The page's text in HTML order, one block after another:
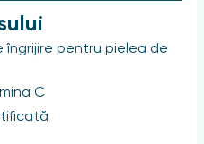
pentru pielea de
C